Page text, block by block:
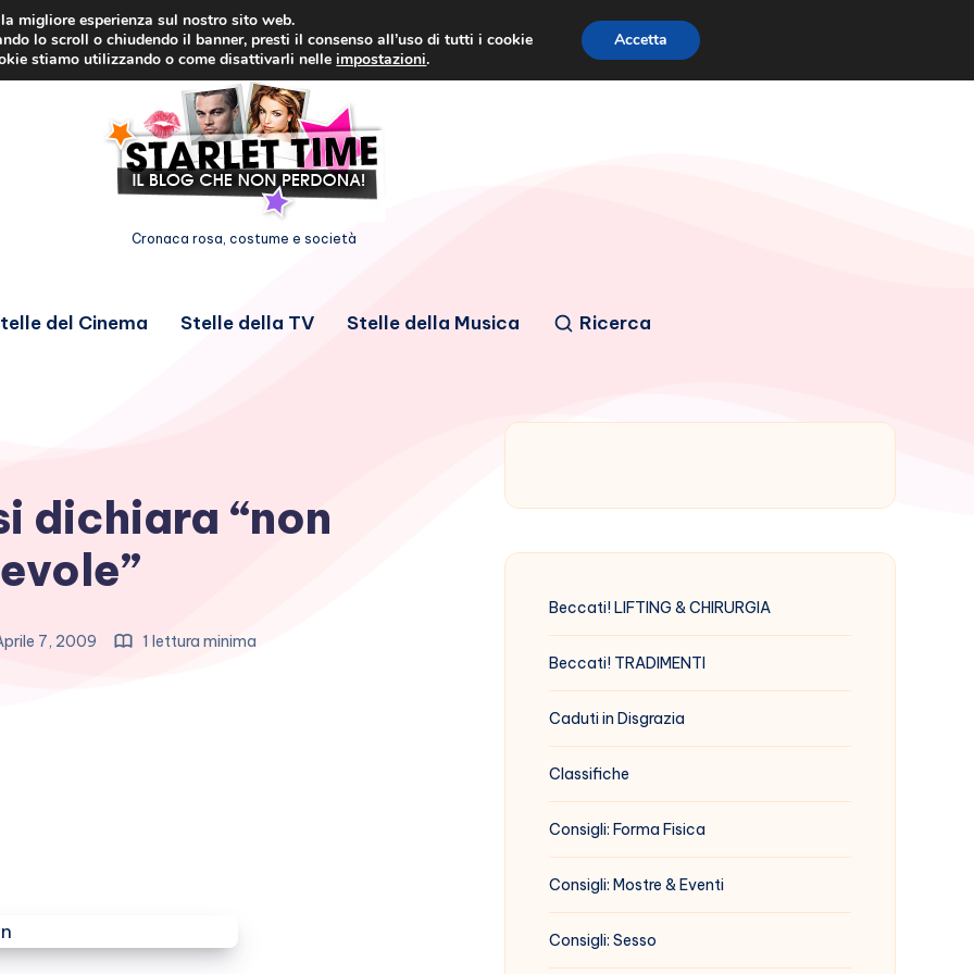
Cronaca rosa, costume e società
del Cinema Stelle della TV Stelle della Musica Ricerca
dichiara “non
7, 2009 1 lettura minima
Beccati! LIFTING & CHIRURGIA
Beccati! TRADIMENTI
Caduti in Disgrazia
Classifiche
Consigli: Forma Fisica
Consigli: Mostre & Eventi
Consigli: Sesso
migliore esperienza sul nostro sito web.
lo scroll o chiudendo il banner, presti il consenso all’uso di tutti i cookie
stiamo utilizzando o come disattivarli nelleimpostazioni.
Accetta